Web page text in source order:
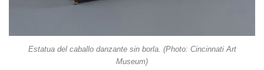
Estatua del caballo danzante sin borla. (Photo: Cincinnati Art
Museum)